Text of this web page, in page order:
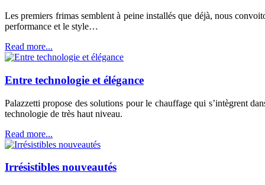
Les premiers frimas semblent à peine installés que déjà, nous
performance et le style…
Read more...
Entre technologie et élégance
Palazzetti propose des solutions pour le chauffage qui s’intègrent
technologie de très haut niveau.
Read more...
Irrésistibles nouveautés